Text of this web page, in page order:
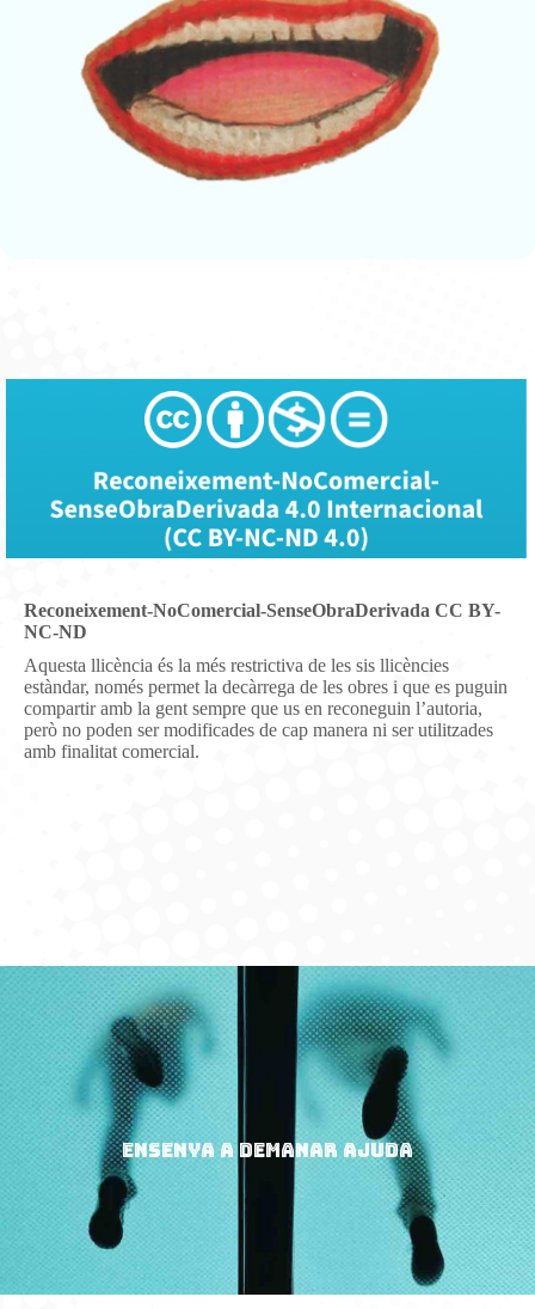
Reconeixement-NoComercial-SenseObraDerivada CC BY-
NC-ND
Aquesta llicència és la més restrictiva de les sis llicències
estàndar, només permet la decàrrega de les obres i que es puguin
compartir amb la gent sempre que us en reconeguin l’autoria,
però no poden ser modificades de cap manera ni ser utilitzades
amb finalitat comercial.
ENSENYA A DEMANAR AJUDA